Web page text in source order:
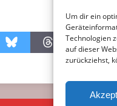
Um dir ein
Technologien
auf dieser
zurückziehst,